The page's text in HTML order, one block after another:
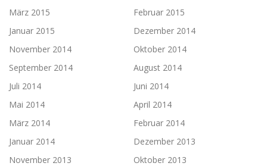
März 2015
Februar 2015
Januar 2015
Dezember 2014
November 2014
Oktober 2014
September 2014
August 2014
Juli 2014
Juni 2014
Mai 2014
April 2014
März 2014
Februar 2014
Januar 2014
Dezember 2013
November 2013
Oktober 2013